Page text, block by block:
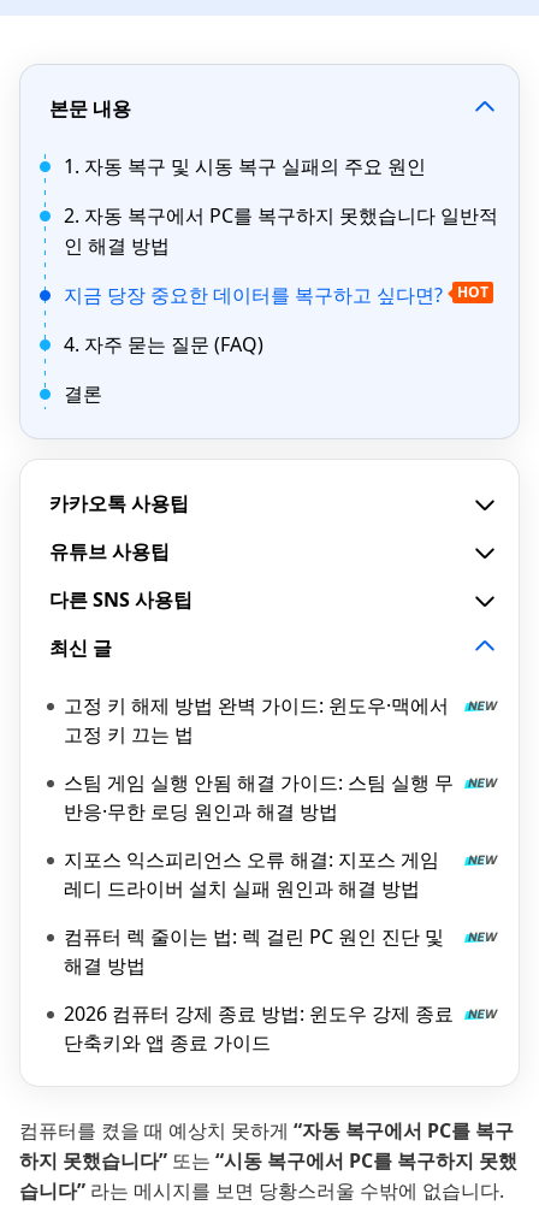
본문 내용
1. 자동 복구 및 시동 복구 실패의 주요 원인
2. 자동 복구에서 PC를 복구하지 못했습니다 일반적
인 해결 방법
지금 당장 중요한 데이터를 복구하고 싶다면?
HOT
4. 자주 묻는 질문 (FAQ)
결론
카카오톡 사용팁
유튜브 사용팁
다른 SNS 사용팁
최신 글
고정 키 해제 방법 완벽 가이드: 윈도우·맥에서
고정 키 끄는 법
스팀 게임 실행 안됨 해결 가이드: 스팀 실행 무
반응·무한 로딩 원인과 해결 방법
지포스 익스피리언스 오류 해결: 지포스 게임
레디 드라이버 설치 실패 원인과 해결 방법
컴퓨터 렉 줄이는 법: 렉 걸린 PC 원인 진단 및
해결 방법
2026 컴퓨터 강제 종료 방법: 윈도우 강제 종료
단축키와 앱 종료 가이드
컴퓨터를 켰을 때 예상치 못하게 “자동 복구에서 PC를 복구
하지 못했습니다” 또는 “시동 복구에서 PC를 복구하지 못했
습니다” 라는 메시지를 보면 당황스러울 수밖에 없습니다.